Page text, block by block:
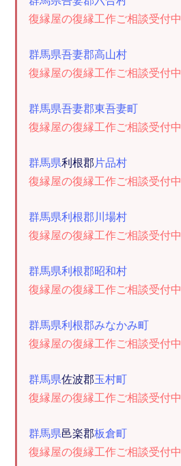
復縁屋の復縁工作ご相談受付中
群馬県吾妻郡高山村
復縁屋の復縁工作ご相談受付中
群馬県吾妻郡東吾妻町
復縁屋の復縁工作ご相談受付中
群馬県利根郡 片品村
復縁屋の復縁工作ご相談受付中
群馬県利根郡川場村
復縁屋の復縁工作ご相談受付中
群馬県利根郡昭和村
復縁屋の復縁工作ご相談受付中
群馬県利根郡みなかみ町
復縁屋の復縁工作ご相談受付中
群馬県佐波郡玉村町
復縁屋の復縁工作ご相談受付中
群馬県邑楽郡板倉町
復縁屋の復縁工作ご相談受付中